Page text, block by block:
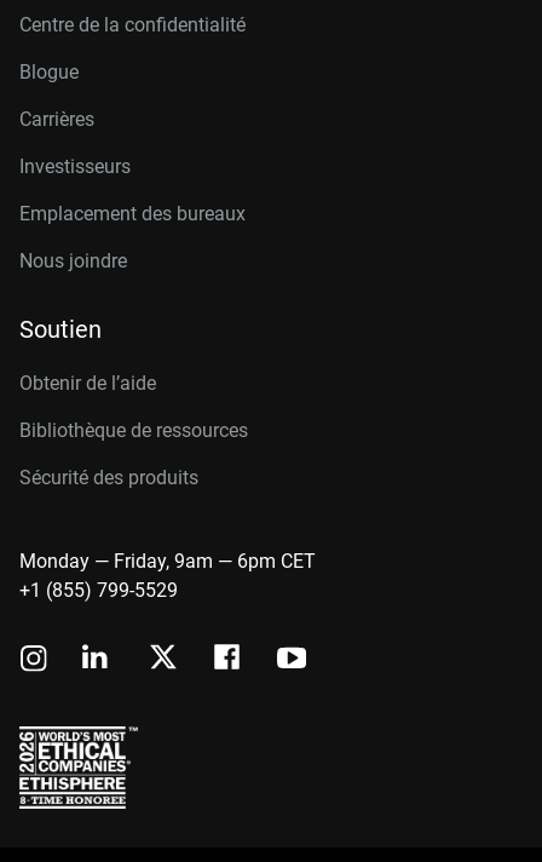
Centre de la confidentialité
Blogue
Carrières
Investisseurs
Emplacement des bureaux
Nous joindre
Soutien
Obtenir de l’aide
Bibliothèque de ressources
Sécurité des produits
Monday — Friday, 9am — 6pm CET
+1 (855) 799-5529